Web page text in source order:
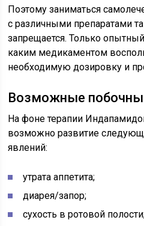
Поэтому заниматься
с различными препаратами
запрещается. Только
каким медикаментом
необходимую дозировку и
Возможные
На фоне терапии
возможно развитие
явлений:
утрата аппетита;
диарея/запор;
сухость в ротовой